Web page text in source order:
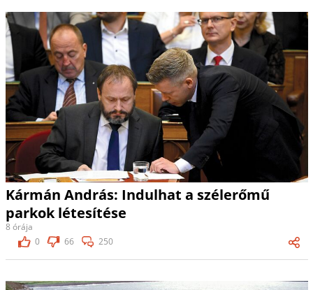
Kármán András: Indulhat a szélerőmű
parkok létesítése
8 órája
0
66 250